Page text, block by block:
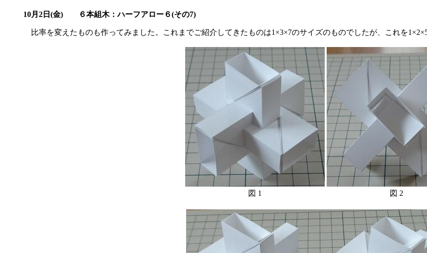
10月2日(金) ６本組木：ハーフアロー６(その7)
比率を変えたものも作ってみました。これまでご紹介してきたものは1×3×7のサイズのものでしたが、これを
図 1 図 2